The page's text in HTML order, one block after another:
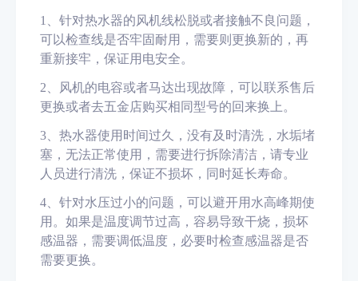
1、针对热水器的风机线松脱或者接触不良问题，
可以检查线是否牢固耐用，需要则更换新的，再
重新接牢，保证用电安全。
2、风机的电容或者马达出现故障，可以联系售后
更换或者去五金店购买相同型号的回来换上。
3、热水器使用时间过久，没有及时清洗，水垢堵
塞，无法正常使用，需要进行拆除清洁，请专业
人员进行清洗，保证不损坏，同时延长寿命。
4、针对水压过小的问题，可以避开用水高峰期使
用。如果是温度调节过高，容易导致干烧，损坏
感温器，需要调低温度，必要时检查感温器是否
需要更换。